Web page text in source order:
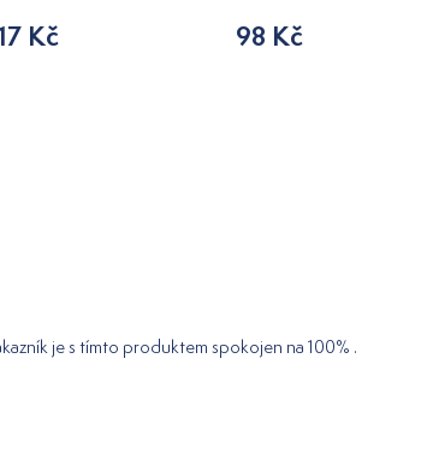
Kč 98 Kč
je s tímto produktem spokojen na 100% .